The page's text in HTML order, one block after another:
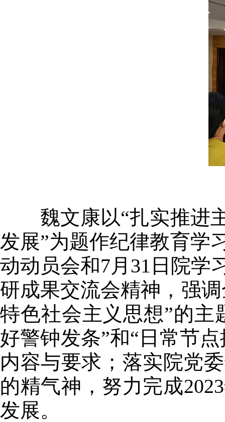
魏文康以“扎实推进主
发展”为题作纪律教育学
动动员会和7月31日院学
研成果交流会精神，强
特色社会主义思想”的主
好警钟发条”和“日常节
内容与要求；落实院党
的精气神，努力完成
发展。